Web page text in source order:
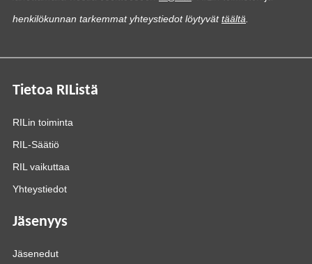
henkilökunnan tarkemmat yhteystiedot löytyvättäältä
Tietoa RIListä
RILin toiminta
RIL-Säätiö
RIL vaikuttaa
Yhteystiedot
Jäsenyys
Jäsenedut